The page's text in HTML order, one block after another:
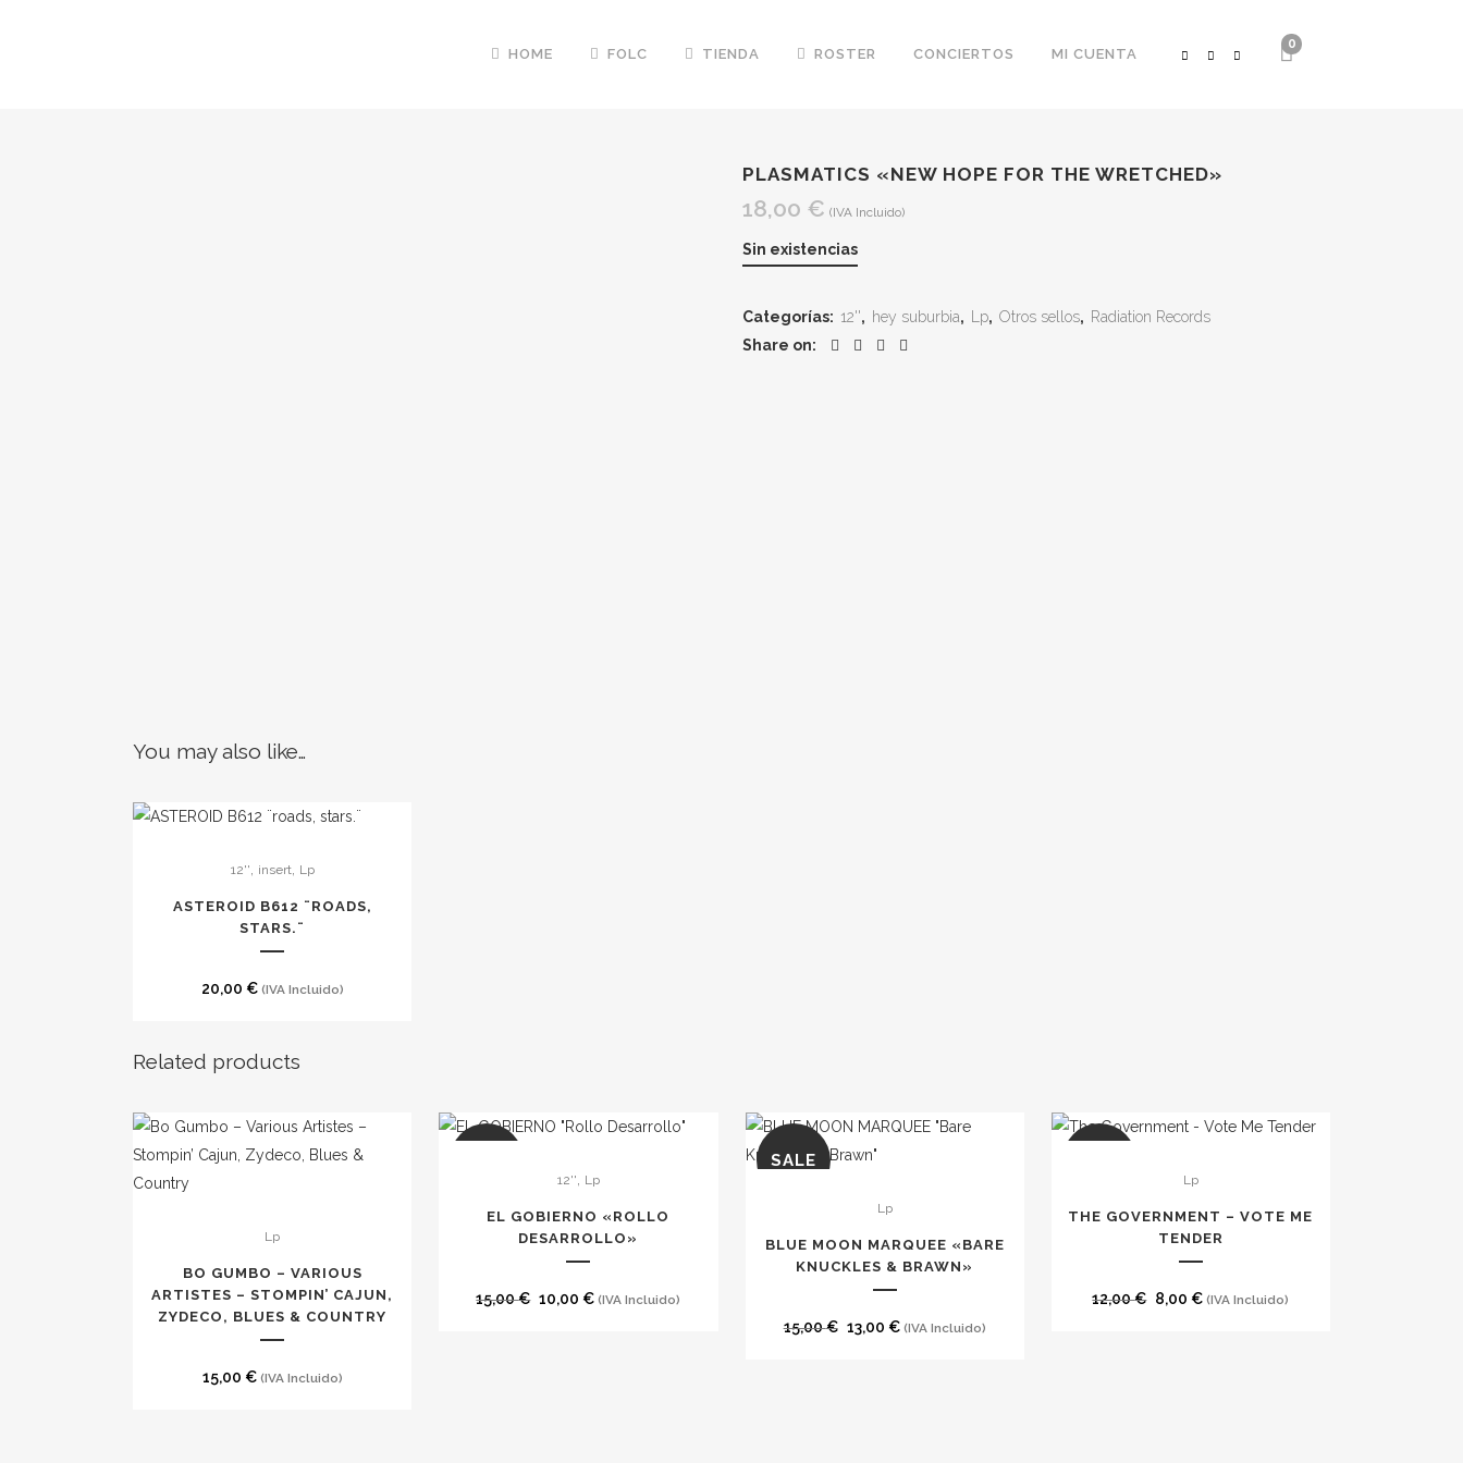
0
HOME FOLC TIENDA ROSTER CONCIERTOS MI CUENTA
PLASMATICS «NEW HOPE FOR THE WRETCHED»
18,00 € (IVA Incluido)
Sin existencias
Categorías: 12'', hey suburbia, Lp, Otros sellos, Radiation Records
Share on:
You may also like…
12'' insert, Lp
ASTEROID B612 ¨ROADS,
STARS.¨
20,00 € (IVA Incluido)
Related products
Lp
BO GUMBO – VARIOUS
ARTISTES – STOMPIN’ CAJUN,
ZYDECO, BLUES & COUNTRY
15,00 € (IVA Incluido)
12'' Lp
EL GOBIERNO «ROLLO
DESARROLLO»
15,00€ El
10,00 €El(IVA Incluido)
SALE
Lp
BLUE MOON MARQUEE «BARE
KNUCKLES & BRAWN»
15,00€ El
13,00 €El(IVA Incluido)
Lp
THE GOVERNMENT – VOTE ME
TENDER
12,00€ El
8,00 €El(IVA Incluido)